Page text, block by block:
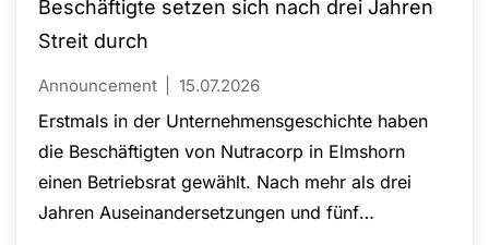
Beschäftigte setzen sich nach drei Jahren
Streit durch
Announcement 15.07.2026
Erstmals in der Unternehmensgeschichte haben
die Beschäftigten von Nutracorp in Elmshorn
einen Betriebsrat gewählt. Nach mehr als drei
Jahren Auseinandersetzungen und fünf